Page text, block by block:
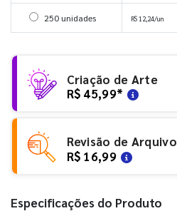
Selecionar 250 unidades
250 unidades R$ 12,24/un
Criação de Arte
R$ 45,99*
Revisão de Arquivo
R$ 16,99
Especificações do Produto